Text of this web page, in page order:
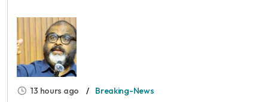
13 hours ago Breaking-News